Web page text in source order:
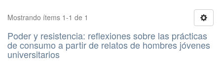
Mostrando ítems 1-1 de 1
Poder y resistencia: reflexiones sobre las prácticas
de consumo a partir de relatos de hombres jóvenes
universitarios